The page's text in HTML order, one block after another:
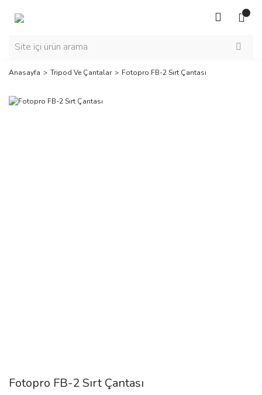
Anasayfa Tripod Ve Çantalar Fotopro FB-2 Sırt Çantası
Fotopro FB-2 Sırt Çantası